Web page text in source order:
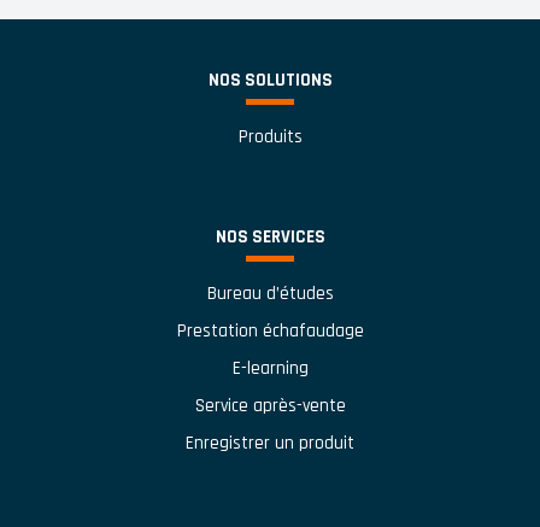
NOS SOLUTIONS
Produits
NOS SERVICES
Bureau d’études
Prestation échafaudage
E-learning
Service après-vente
Enregistrer un produit